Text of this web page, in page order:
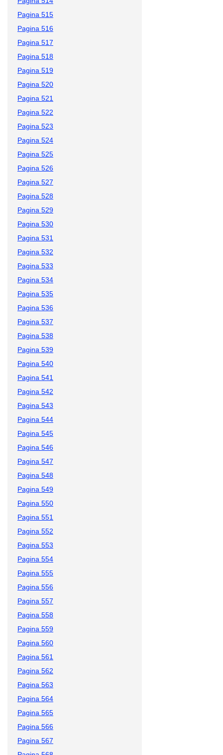
Pagina 515
Pagina 516
Pagina 517
Pagina 518
Pagina 519
Pagina 520
Pagina 521
Pagina 522
Pagina 523
Pagina 524
Pagina 525
Pagina 526
Pagina 527
Pagina 528
Pagina 529
Pagina 530
Pagina 531
Pagina 532
Pagina 533
Pagina 534
Pagina 535
Pagina 536
Pagina 537
Pagina 538
Pagina 539
Pagina 540
Pagina 541
Pagina 542
Pagina 543
Pagina 544
Pagina 545
Pagina 546
Pagina 547
Pagina 548
Pagina 549
Pagina 550
Pagina 551
Pagina 552
Pagina 553
Pagina 554
Pagina 555
Pagina 556
Pagina 557
Pagina 558
Pagina 559
Pagina 560
Pagina 561
Pagina 562
Pagina 563
Pagina 564
Pagina 565
Pagina 566
Pagina 567